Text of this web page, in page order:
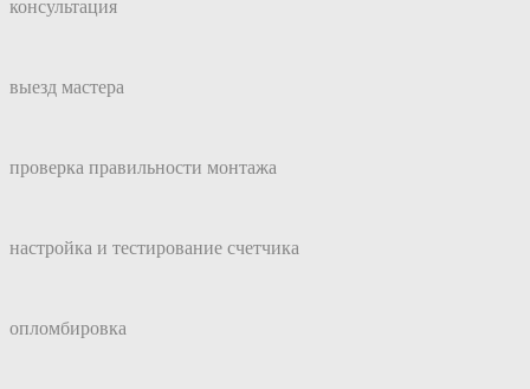
консультация
выезд мастера
проверка правильности монтажа
настройка и тестирование счетчика
опломбировка